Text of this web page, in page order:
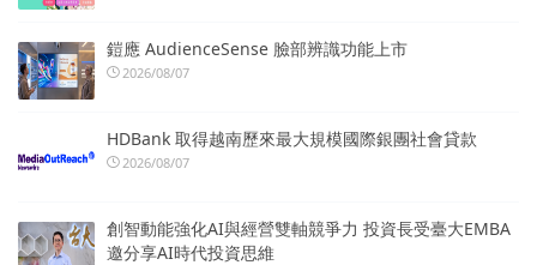
鎧應 AudienceSense 臉部辨識功能上市
2026/08/07
HDBank 取得越南歷來最大規模國際銀團社會貸款
2026/08/07
創智動能強化AI與經營雙軸競爭力 投資長受臺大EMBA
邀分享AI時代投資思維